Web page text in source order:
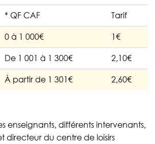
* QF CAF Tarif
0 à 1 000€ 1€
De 1 001 à 1 300€ 2,10€
À partir de 1 301€ 2,60€
enseignants, différents intervenants,
directeur du centre de loisirs